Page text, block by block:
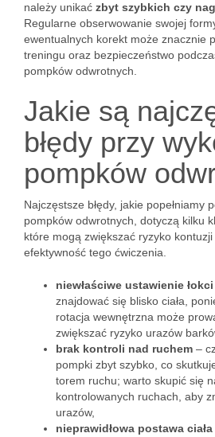
należy unikać zbyt szybkich czy
Regularne obserwowanie swojej
ewentualnych korekt może znacznie
treningu oraz bezpieczeństwo
pompków odwrotnych.
Jakie są
błędy przy
pompków
Najczęstsze błędy, jakie popełniamy
pompków odwrotnych, dotyczą kilku
które mogą zwiększać ryzyko
efektywność tego ćwiczenia.
niewłaściwe ustawienie łokci
znajdować się blisko ciała,
rotacja wewnętrzna może
zwiększać ryzyko urazów
brak kontroli nad ruchem –
pompki zbyt szybko, co
torem ruchu; warto skupić się
kontrolowanych ruchach, aby
urazów,
nieprawidłowa postawa ciała